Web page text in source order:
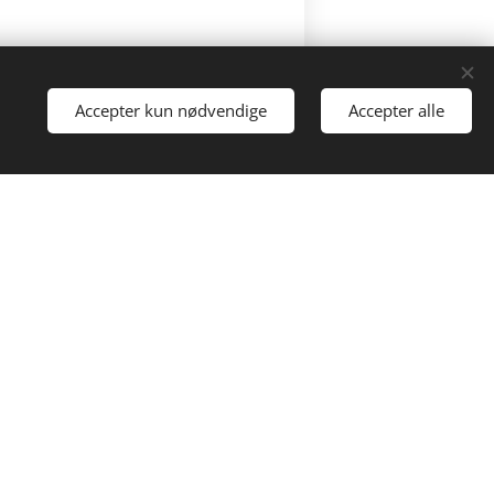
Accepter kun nødvendige Accepter alle